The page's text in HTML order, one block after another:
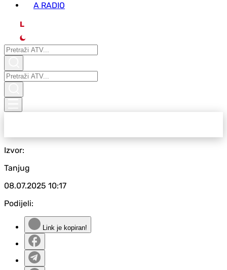
A RADIO
L
Izvor:
Tanjug
08.07.2025 10:17
Podijeli:
Link je kopiran!